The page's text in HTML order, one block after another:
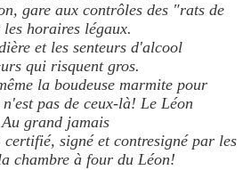
gare aux contrôles des "rats de
horaires légaux.
et les senteurs d'alcool
qui risquent gros.
la boudeuse marmite pour
pas de ceux-là! Le Léon
grand jamais
certifié, signé et contresigné par les
chambre à four du Léon!